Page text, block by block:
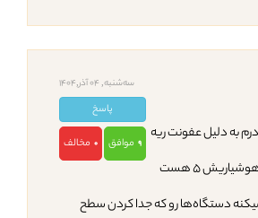
ﺳﻪشنبه, 04 آذر,1404
پاسخ
9 موافق 0 مخالف
به دلیل عفونت ریه
رفتن تو کما سطح هوشیاریش ۵ هست
میکنه دستگاه‌ها رو که جدا کردن سطح